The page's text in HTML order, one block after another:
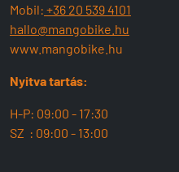
Mobil: +36 20 539 4101
hallo@mangobike.hu
www.mangobike.hu
Nyitva tartás:
H-P: 09:00 - 17:30
SZ : 09:00 - 13:00